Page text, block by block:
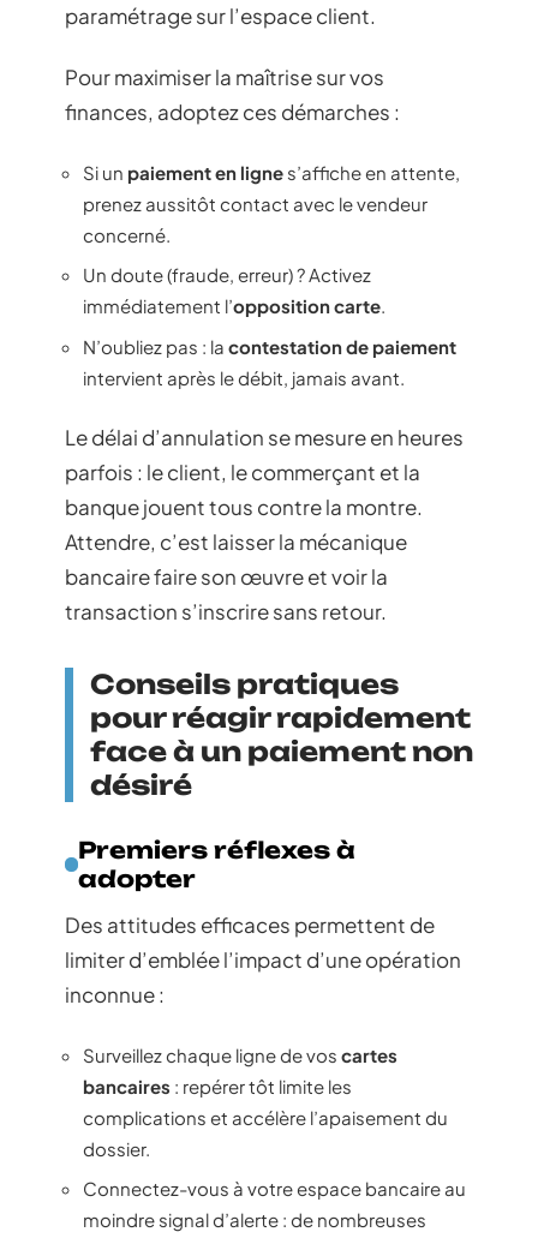
paramétrage sur l’espace client.
Pour maximiser la maîtrise sur vos
finances, adoptez ces démarches :
Si un paiement en ligne s’affiche en attente,
prenez aussitôt contact avec le vendeur
concerné.
Un doute (fraude, erreur) ? Activez
immédiatement l’opposition carte.
N’oubliez pas : la contestation de paiement
intervient après le débit, jamais avant.
Le délai d’annulation se mesure en heures
parfois : le client, le commerçant et la
banque jouent tous contre la montre.
Attendre, c’est laisser la mécanique
bancaire faire son œuvre et voir la
transaction s’inscrire sans retour.
Conseils pratiques
pour réagir rapidement
face à un paiement non
désiré
Premiers réflexes à
adopter
Des attitudes efficaces permettent de
limiter d’emblée l’impact d’une opération
inconnue :
Surveillez chaque ligne de vos cartes
bancaires : repérer tôt limite les
complications et accélère l’apaisement du
dossier.
Connectez-vous à votre espace bancaire au
moindre signal d’alerte : de nombreuses